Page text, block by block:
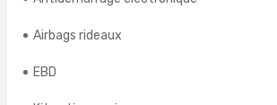
Airbags rideaux
EBD